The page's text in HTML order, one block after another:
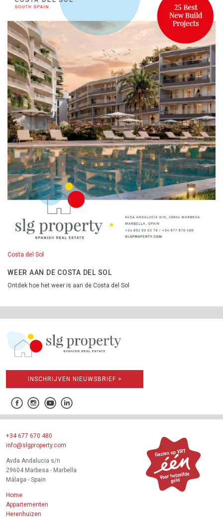
Costa del Sol
WEER AAN DE COSTA DEL SOL
Ontdek hoe het weer is aan de Costa del Sol
INSCHRIJVEN NIEUWSBRIEF >
+34 677 670 480
info@slgproperty.com
Avda Andalucia s/n
29604 Marbesa - Marbella
Málaga - Spain
Home
Appartementen
Herenhuizen